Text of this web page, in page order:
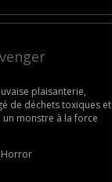
plaisanterie,
de déchets toxiques et
monstre à la force